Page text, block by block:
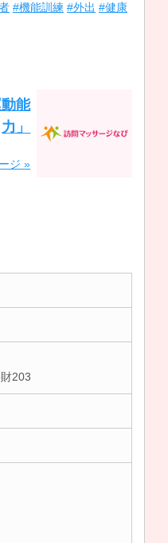
#機能訓練 #外出 #健康
動能
力」
ジ »
203